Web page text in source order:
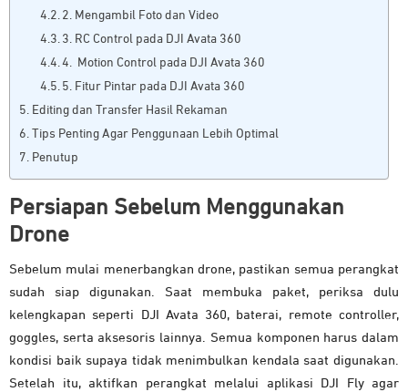
2. Mengambil Foto dan Video
3. RC Control pada DJI Avata 360
4. Motion Control pada DJI Avata 360
5. Fitur Pintar pada DJI Avata 360
Editing dan Transfer Hasil Rekaman
Tips Penting Agar Penggunaan Lebih Optimal
Penutup
Persiapan Sebelum Menggunakan
Drone
Sebelum mulai menerbangkan drone, pastikan semua perangkat
sudah siap digunakan. Saat membuka paket, periksa dulu
kelengkapan seperti DJI Avata 360, baterai, remote controller,
goggles, serta aksesoris lainnya. Semua komponen harus dalam
kondisi baik supaya tidak menimbulkan kendala saat digunakan.
Setelah itu, aktifkan perangkat melalui aplikasi DJI Fly agar